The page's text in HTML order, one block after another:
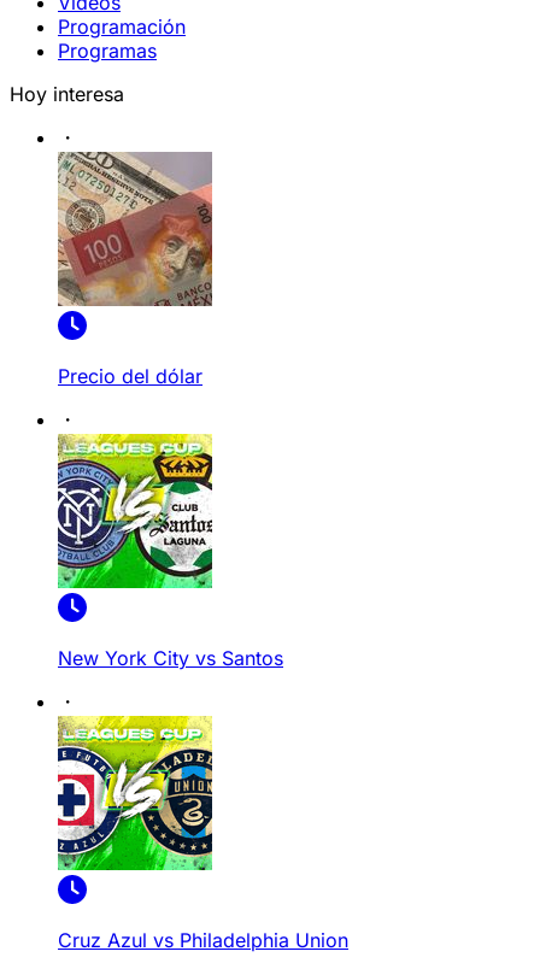
Programación
Programas
Hoy interesa
Precio del dólar
New York City vs Santos
Cruz Azul vs Philadelphia Union